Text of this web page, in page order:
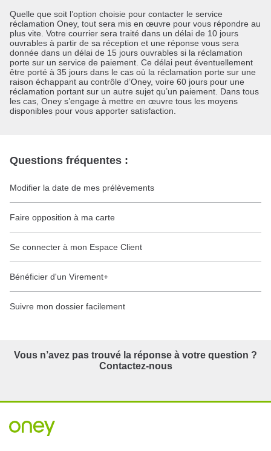
Quelle que soit l’option choisie pour contacter le service
réclamation Oney, tout sera mis en œuvre pour vous répondre au
plus vite. Votre courrier sera traité dans un délai de 10 jours
ouvrables à partir de sa réception et une réponse vous sera
donnée dans un délai de 15 jours ouvrables si la réclamation
porte sur un service de paiement. Ce délai peut éventuellement
être porté à 35 jours dans le cas où la réclamation porte sur une
raison échappant au contrôle d’Oney, voire 60 jours pour une
réclamation portant sur un autre sujet qu’un paiement. Dans tous
les cas, Oney s’engage à mettre en œuvre tous les moyens
disponibles pour vous apporter satisfaction.
Questions fréquentes :
Modifier la date de mes prélèvements
Faire opposition à ma carte
Se connecter à mon Espace Client
Bénéficier d'un Virement+
Suivre mon dossier facilement
Vous n’avez pas trouvé la réponse à votre question ?
Contactez-nous